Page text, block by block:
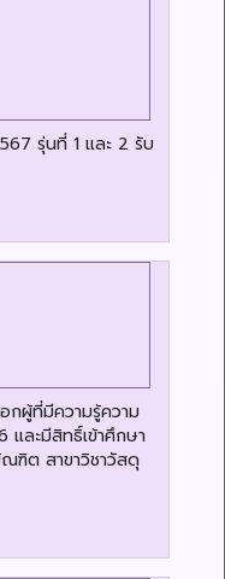
รุ่นที่ 1 และ 2 รับ
กผู้ที่มีความรู้ความ
และมีสิทธิ์เข้าศึกษา
ฑิต สาขาวิชาวัสดุ